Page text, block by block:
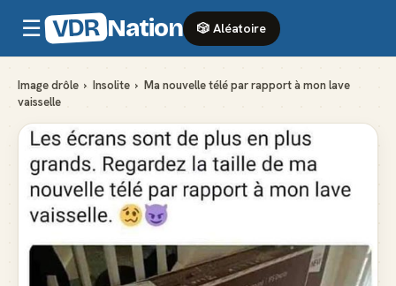
☰ VDR Nation 🎲 Aléatoire
Image drôle › Insolite › Ma nouvelle télé par rapport à mon lave
vaisselle